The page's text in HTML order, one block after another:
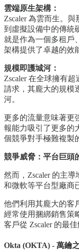
雲端原生架構：
Zscaler 為雲而生。
到虛擬設備中的傳統
就是作為一個多租戶
架構提供了卓越的效
規模即護城河：
Zscaler 在全球擁有
請求，其龐大的規模
河。
更多的流量意味著更
報能力吸引了更多的
個競爭對手極難複製
競爭威脅：平台巨頭
然而，Zscaler 的主導
和微軟等平台型廠商
他們利用其龐大的客
經常使用捆綁銷售策
客戶從 Zscaler 的最
Okta (OKTA) - 萬鑰